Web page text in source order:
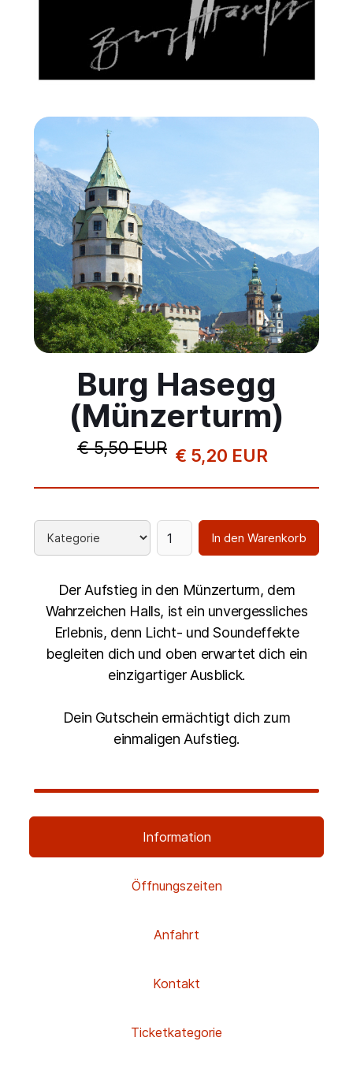
Burg Hasegg
(Münzerturm)
€ 5,50 EUR € 5,20 EUR
Der Aufstieg in den Münzerturm, dem
Wahrzeichen Halls, ist ein unvergessliches
Erlebnis, denn Licht- und Soundeffekte
begleiten dich und oben erwartet dich ein
einzigartiger Ausblick.
Dein Gutschein ermächtigt dich zum
einmaligen Aufstieg.
Information
Öffnungszeiten
Anfahrt
Kontakt
Ticketkategorie